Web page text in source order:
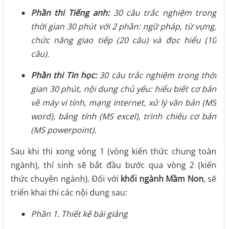
Phần thi Tiếng anh: 30 câu trắc nghiệm trong
thời gian 30 phút với 2 phần: ngữ pháp, từ vựng,
chức năng giao tiếp (20 câu) và đọc hiểu (10
câu).
Phần thi Tin học:30 câu trắc nghiệm trong thời
gian 30 phút, nội dung chủ yếu: hiểu biết cơ bản
về máy vi tính, mạng internet, xử lý văn bản (MS
word), bảng tính (MS excel), trình chiếu cơ bản
(MS powerpoint).
Sau khi thi xong vòng 1 (vòng kiến thức chung toàn
ngành), thí sinh sẽ bắt đầu bước qua vòng 2 (kiến
thức chuyên ngành). Đối với khối ngành Mầm Non, sẽ
triển khai thi các nội dung sau:
Phần 1. Thiết kế bài giảng